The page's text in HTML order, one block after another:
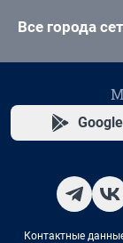
Все города
Контактные